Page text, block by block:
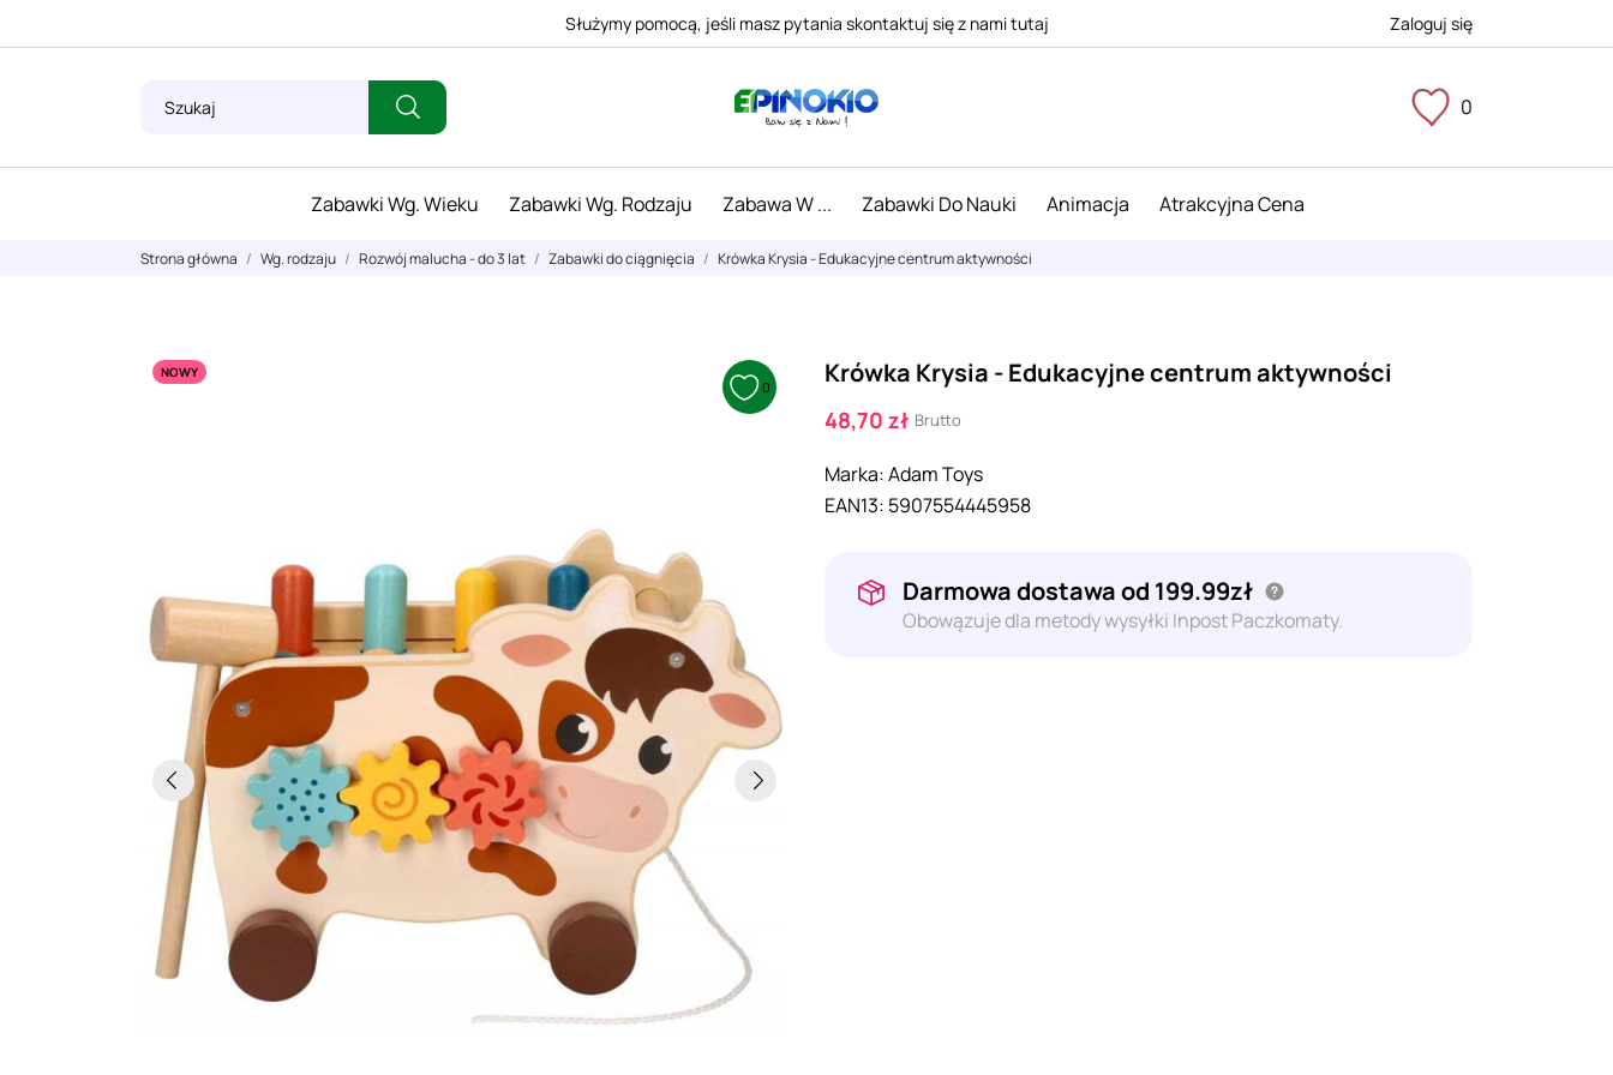
Służymy pomocą, jeśli masz pytania skontaktuj się z nami tutaj Zaloguj się
0
Zabawki Wg. Wieku Zabawki Wg. Rodzaju Zabawa W ... Zabawki Do Nauki Animacja Atrakcyjna Cena
Strona główna Wg. rodzaju Rozwój malucha - do 3 lat Zabawki do ciągnięcia Krówka Krysia - Edukacyjne centrum aktywności
NOWY
0 Krówka Krysia - Edukacyjne centrum aktywności
48,70 zł Brutto
Marka:Adam Toys
EAN13: 5907554445958
Darmowa dostawa od 199.99zł
Obowązuje dla metody wysyłki Inpost Paczkomaty.